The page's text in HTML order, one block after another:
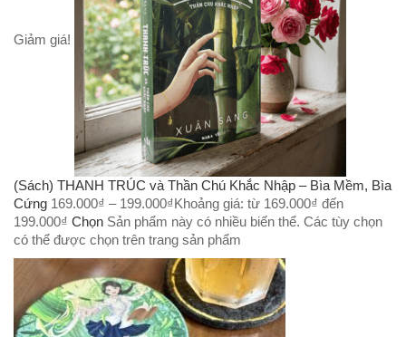
Giảm giá!
(Sách) THANH TRÚC và Thần Chú Khắc Nhập – Bìa Mềm, Bìa
Cứng 169.000₫ – 199.000₫Khoảng giá: từ 169.000₫ đến
199.000₫ Chọn Sản phẩm này có nhiều biến thể. Các tùy chọn
có thể được chọn trên trang sản phẩm